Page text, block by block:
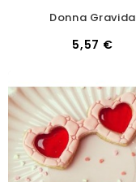
Donna Gravida
5,57 €